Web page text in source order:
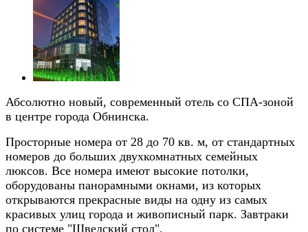
Абсолютно новый, современный отель со СПА-зоной
в центре города Обнинска.
Просторные номера от 28 до 70 кв. м, от стандартных
номеров до больших двухкомнатных семейных
люксов. Все номера имеют высокие потолки,
оборудованы панорамными окнами, из которых
открываются прекрасные виды на одну из самых
красивых улиц города и живописный парк. Завтраки
по системе "Шведский стол".